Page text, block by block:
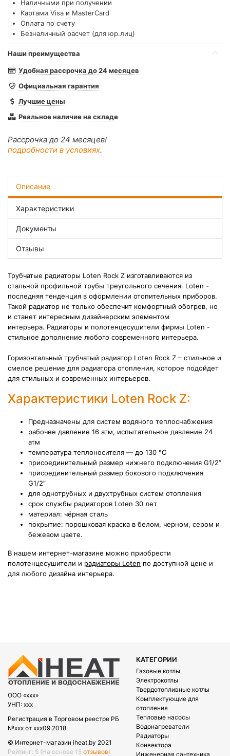
Наличными при получении
Картами Visa и MasterCard
Оплата по счету
Безналичный расчет (для юр.лиц)
Наши преимущества
Удобная рассрочка до 24 месяцев
Официальная гарантия
Лучшие цены
Реальное наличие на складе
Рассрочка до 24 месяцев!
подробности в условиях.
Описание
Характеристики
Документы
Отзывы
Трубчатые радиаторы Loten Rock Z изготавливаются из
стальной профильной трубы треугольного сечения. Loten -
последняя тенденция в оформлении отопительных приборов.
Такой радиатор не только обеспечит комфортный обогрев, но
и станет интересным дизайнерским элементом
интерьера. Радиаторы и полотенцесушители фирмы Loten -
стильное дополнение любого современного интерьера.
Горизонтальный трубчатый радиатор Loten Rock Z – стильное и
смелое решение для радиатора отопления, которое подойдет
для стильных и современных интерьеров.
Характеристики Loten Rock Z:
Предназначены для систем водяного теплоснабжения
рабочее давление 16 атм, испытательное давление 24
атм
температура теплоносителя — до 130 °С
присоединительный размер нижнего подключения G1/2”
присоединительный размер бокового подключения
G1/2”
для однотрубных и двухтрубных систем отопления
срок службы радиаторов Loten 30 лет
материал: чёрная сталь
покрытие: порошковая краска в белом, черном, сером и
бежевом цвете.
В нашем интернет-магазине можно приобрести
полотенцесушители и радиаторы Loten по доступной цене и
для любого дизайна интерьера.
OOO «xxx»
УНП: xxx
Регистрация в Торговом реестре РБ
№xxx от xxx09.2018
© Интернет-магазин iheat.by 2021
Рейтинг: 5 (На основе 15 отзывов)
КАТЕГОРИИ
Газовые котлы
Электрокотлы
Твердотопливные котлы
Комплектующие для
отопления
Тепловые насосы
Водонагреватели
Радиаторы
Конвектора
Инженерная сантехника